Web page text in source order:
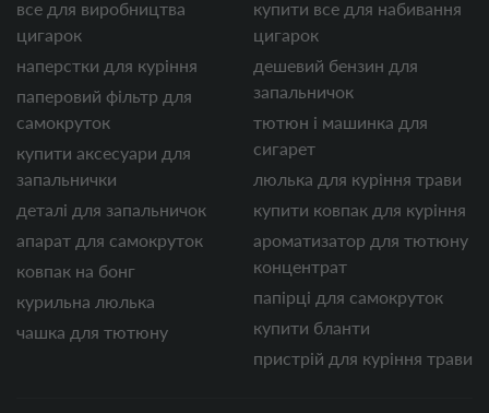
все для виробництва
цигарок
наперстки для куріння
паперовий фільтр для
самокруток
купити аксесуари для
запальнички
деталі для запальничок
апарат для самокруток
ковпак на бонг
курильна люлька
чашка для тютюну
купити все для набивання
цигарок
дешевий бензин для
запальничок
тютюн і машинка для
сигарет
люлька для куріння трави
купити ковпак для куріння
ароматизатор для тютюну
концентрат
папірці для самокруток
купити бланти
пристрій для куріння трави